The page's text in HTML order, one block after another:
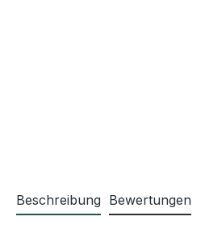
Beschreibung Bewertungen